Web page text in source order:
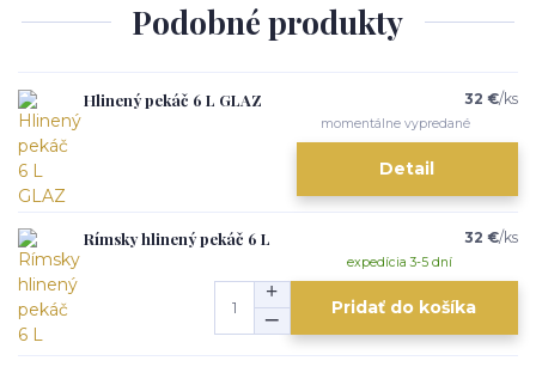
Podobné produkty
Hlinený pekáč 6 L GLAZ 32 €/ks
momentálne vypredané
Detail
Rímsky hlinený pekáč 6 L 32 €/ks
expedícia 3-5 dní
Pridať do košíka